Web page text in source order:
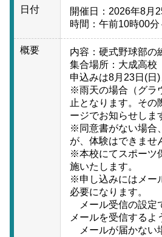
日付
開催日：2026年8月
時間：午前10時00
概要
内容：硬式野球
集合場所：大成高
申込みは8月23日(日)
※雨天の場合（グラ
止となります。その
ージでお知らせしま
※同意書がない場合
が、体験はできませ
※本校にてスポーツ
施いたします。
※申し込みにはメー
必要になります。
メール受信の設定
メールを受信するよ
メールが届かない